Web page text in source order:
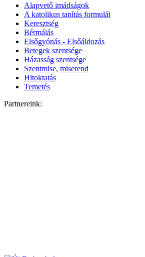
Alapvető imádságok
A katolikus tanítás formulái
Keresztség
Bérmálás
Elsőgyónás - Elsőáldozás
Betegek szentsége
Házasság szentsége
Szentmise, miserend
Hitoktatás
Temetés
Partnereink: